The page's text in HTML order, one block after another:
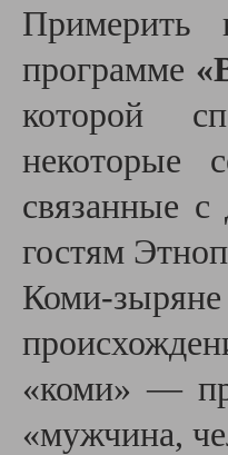
Примерить
программе
которой
некоторые
связанные
гостям
Коми-
«коми» —
«мужчина,